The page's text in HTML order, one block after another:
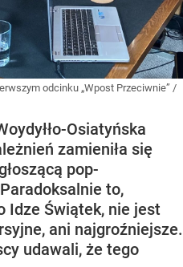
odcinku „Wpost Przeciwnie” /
Osiatyńska
zamieniła się
pop-
to,
Idze Świątek, nie jest
ani najgroźniejsze.
udawali, że tego